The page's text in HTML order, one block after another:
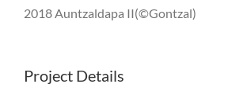
2018 Auntzaldapa II(©Gontzal)
Project Details